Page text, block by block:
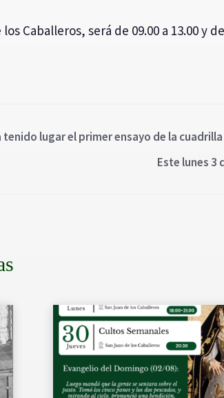
Caballeros, será de 09.00 a 13.00 y
tenido lugar el primer ensayo de la
Este lunes 3